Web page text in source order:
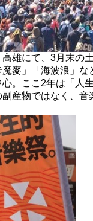
雄にて、3月末の
魔麥」「海波浪」
。ここ2年は「人
産物ではなく、